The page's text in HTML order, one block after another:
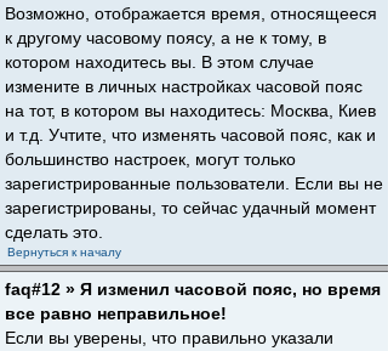
Возможно, отображается время, относящееся
к другому часовому поясу, а не к тому, в
котором находитесь вы. В этом случае
измените в личных настройках часовой пояс
на тот, в котором вы находитесь: Москва, Киев
и т.д. Учтите, что изменять часовой пояс, как и
большинство настроек, могут только
зарегистрированные пользователи. Если вы не
зарегистрированы, то сейчас удачный момент
сделать это.
Вернуться к началу
faq#12 » Я изменил часовой пояс, но время
все равно неправильное!
Если вы уверены, что правильно указали